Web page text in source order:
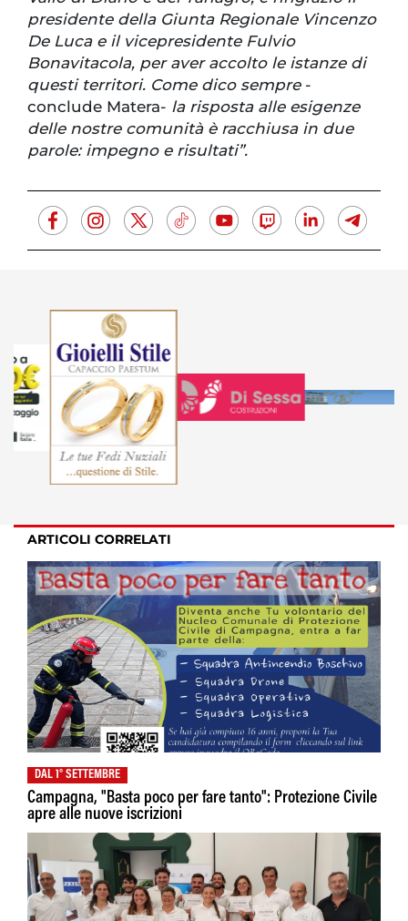
presidente della Giunta Regionale Vincenzo
De Luca e il vicepresidente Fulvio
Bonavitacola, per aver accolto le istanze di
questi territori. Come dico sempre-
conclude Matera- la risposta alle esigenze
delle nostre comunità è racchiusa in due
parole: impegno e risultati”.
ARTICOLI CORRELATI
DAL 1° SETTEMBRE
Campagna, "Basta poco per fare tanto": Protezione Civile
apre alle nuove iscrizioni